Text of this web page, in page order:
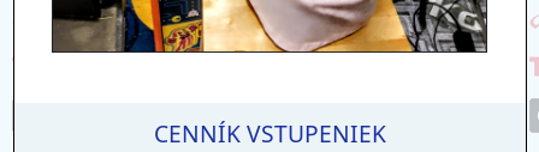
CENNÍK VSTUPENIEK